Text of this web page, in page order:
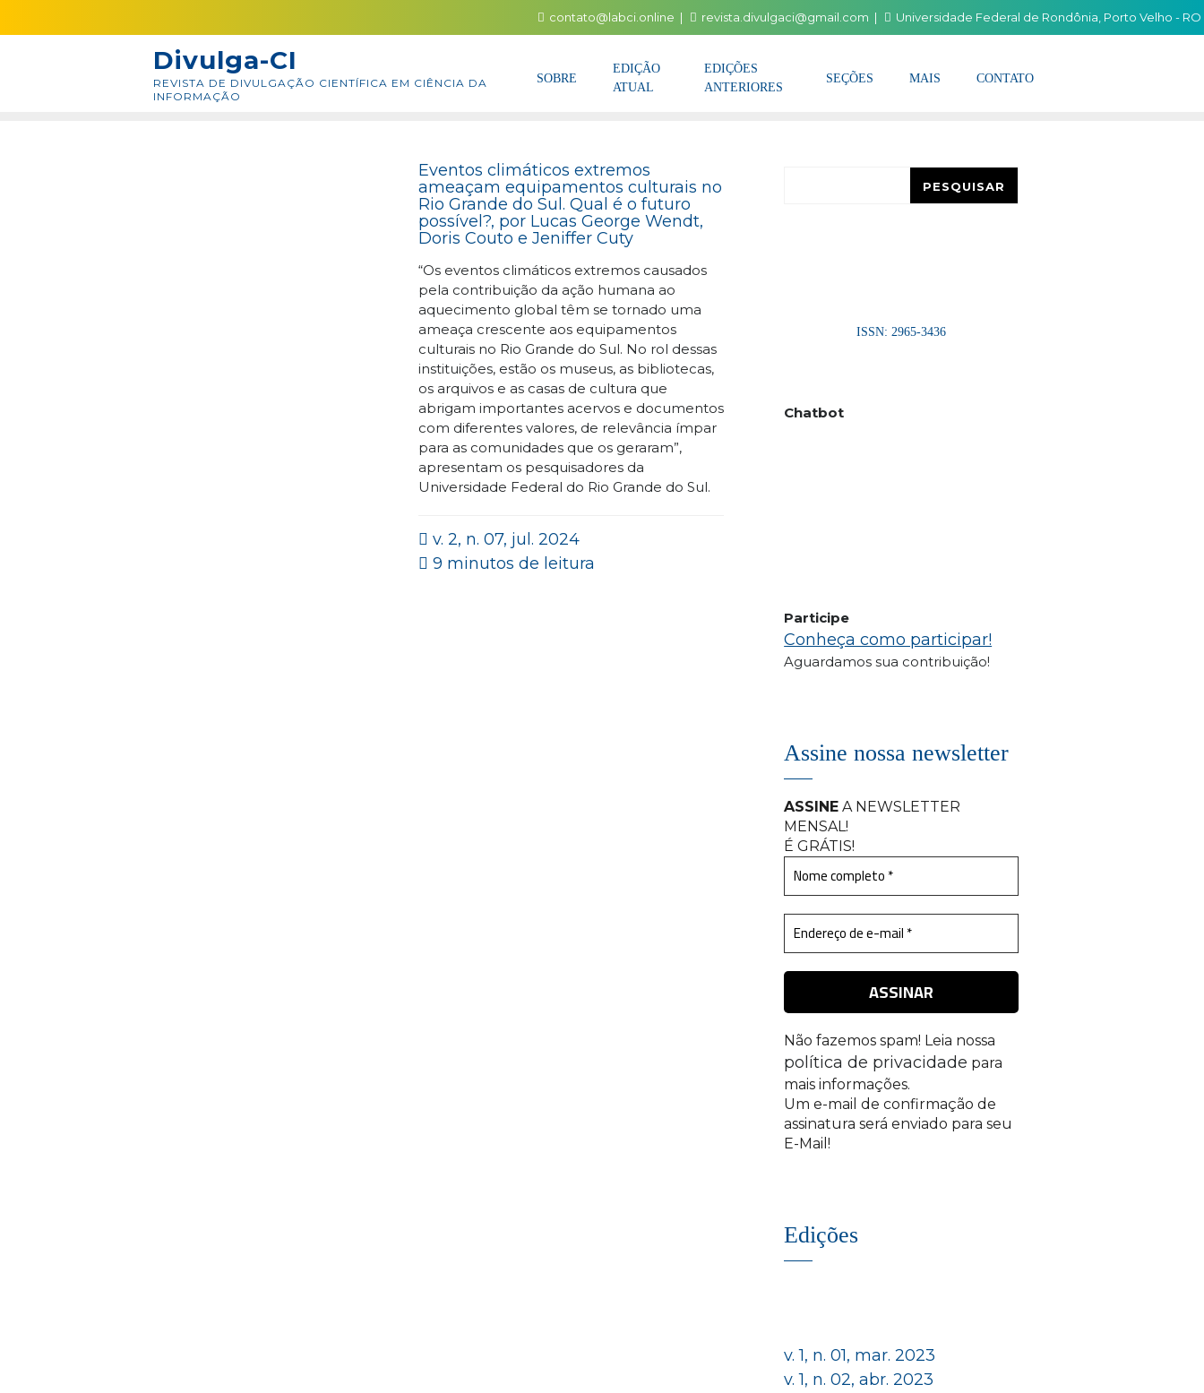
to
contato@labci.online revista.divulgaci@gmail.com Universidade Federal de Rondônia, Porto Velho - RO
Divulga-CI
REVISTA DE DIVULGAÇÃO CIENTÍFICA EM CIÊNCIA DA
INFORMAÇÃO
SOBRE
EDIÇÃO
ATUAL
EDIÇÕES
ANTERIORES
SEÇÕES MAIS CONTATO
Eventos climáticos extremos
ameaçam equipamentos culturais no
Rio Grande do Sul. Qual é o futuro
possível?, por Lucas George Wendt,
Doris Couto e Jeniffer Cuty
“Os eventos climáticos extremos causados
pela contribuição da ação humana ao
aquecimento global têm se tornado uma
ameaça crescente aos equipamentos
culturais no Rio Grande do Sul. No rol dessas
instituições, estão os museus, as bibliotecas,
os arquivos e as casas de cultura que
abrigam importantes acervos e documentos
com diferentes valores, de relevância ímpar
para as comunidades que os geraram”,
apresentam os pesquisadores da
Universidade Federal do Rio Grande do Sul.
v. 2, n. 07, jul. 2024
9 minutos de leitura
PESQUISAR
ISSN: 2965-3436
Chatbot
Participe
Conheça como participar!
Aguardamos sua contribuição!
Assine nossa newsletter
ASSINE A NEWSLETTER
MENSAL!
É GRÁTIS!
Não fazemos spam! Leia nossa
política de privacidade para
mais informações.
Um e-mail de confirmação de
assinatura será enviado para seu
E-Mail!
Edições
v. 1, n. 01, mar. 2023
v. 1, n. 02, abr. 2023